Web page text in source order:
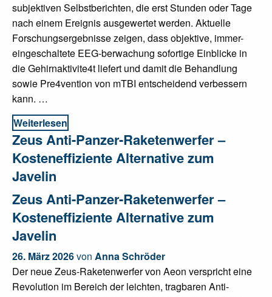
subjektiven Selbstberichten, die erst Stunden oder Tage
nach einem Ereignis ausgewertet werden. Aktuelle
Forschungsergebnisse zeigen, dass objektive, immer-
eingeschaltete EEG-berwachung sofortige Einblicke in
die Gehirnaktivite4t liefert und damit die Behandlung
sowie Pre4vention von mTBI entscheidend verbessern
kann. …
Weiterlesen
Zeus Anti-Panzer-Raketenwerfer –
Kosteneffiziente Alternative zum
Javelin
Zeus Anti-Panzer-Raketenwerfer –
Kosteneffiziente Alternative zum
Javelin
26. März 2026von Anna Schröder
Der neue Zeus-Raketenwerfer von Aeon verspricht eine
Revolution im Bereich der leichten, tragbaren Anti-